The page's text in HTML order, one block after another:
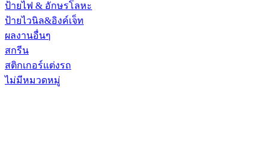
ป้ายไฟ & อักษรโลหะ
ป้ายไวนิล&อิงค์เจ็ท
ผลงานอื่นๆ
สกรีน
สติกเกอร์แต่งรถ
ไม่มีหมวดหมู่